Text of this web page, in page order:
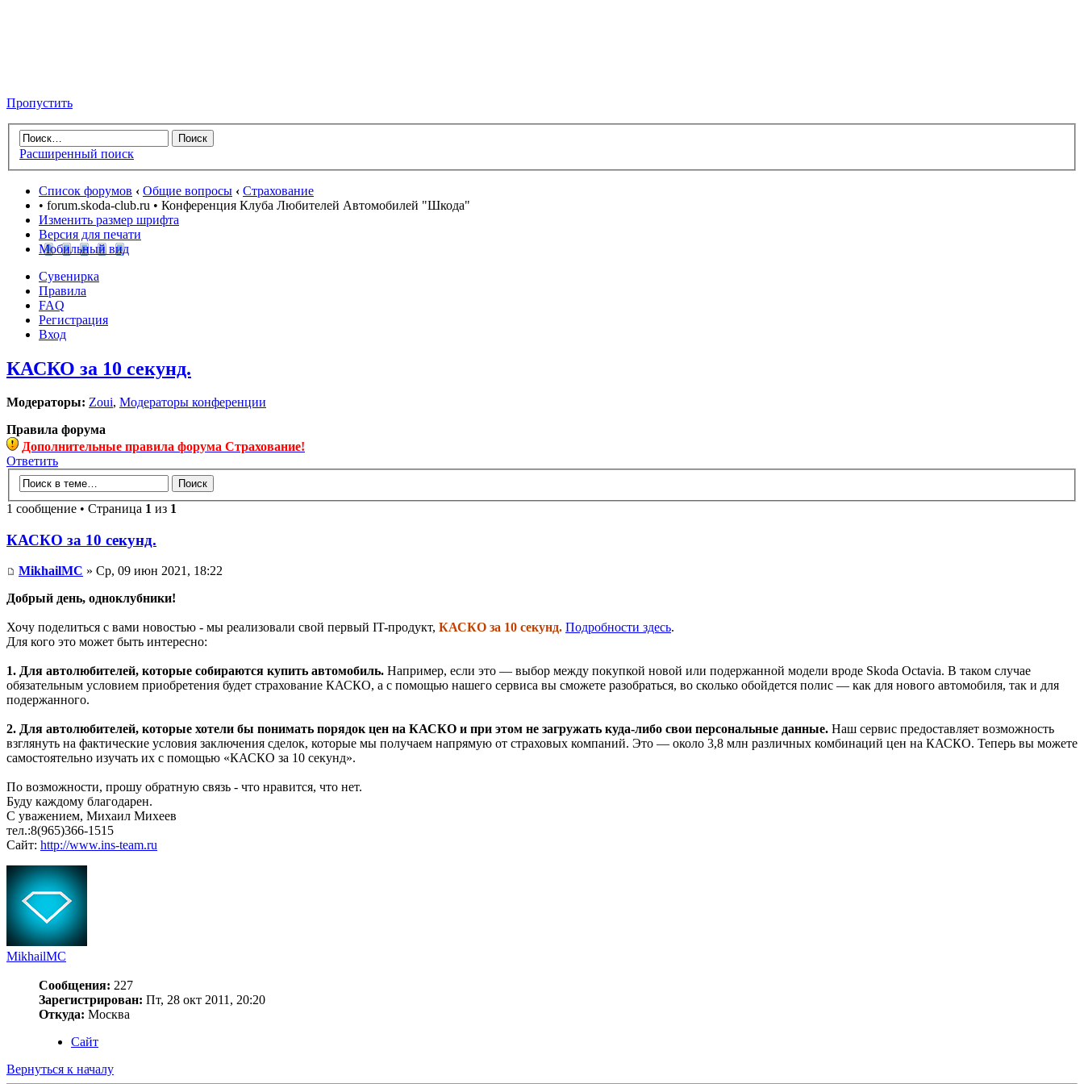
Пропустить
Расширенный поиск
Список форумов ‹ Общие вопросы ‹ Страхование
• forum.skoda-club.ru • Конференция Клуба Любителей Автомобилей "Шкода"
Изменить размер шрифта
Версия для печати
Мобильный вид
Сувенирка
Правила
FAQ
Регистрация
Вход
КАСКО за 10 секунд.
Модераторы: Zoui, Модераторы конференции
Правила форума
Дополнительные правила форума Страхование!
Ответить
1 сообщение • Страница 1 из 1
КАСКО за 10 секунд.
MikhailMC » Ср, 09 июн 2021, 18:22
Добрый день, одноклубники!
Хочу поделиться с вами новостью - мы реализовали свой первый IT-продукт, КАСКО за 10 секунд. Подробности здесь.
Для кого это может быть интересно:
1. Для автолюбителей, которые собираются купить автомобиль. Например, если это — выбор между покупкой новой или подержанной модели вроде Skoda Octavia. В таком случае
обязательным условием приобретения будет страхование КАСКО, а с помощью нашего сервиса вы сможете разобраться, во сколько обойдется полис — как для нового автомобиля, так и для
подержанного.
2. Для автолюбителей, которые хотели бы понимать порядок цен на КАСКО и при этом не загружать куда-либо свои персональные данные. Наш сервис предоставляет возможность
взглянуть на фактические условия заключения сделок, которые мы получаем напрямую от страховых компаний. Это — около 3,8 млн различных комбинаций цен на КАСКО. Теперь вы можете
самостоятельно изучать их с помощью «КАСКО за 10 секунд».
По возможности, прошу обратную связь - что нравится, что нет.
Буду каждому благодарен.
С уважением, Михаил Михеев
тел.:8(965)366-1515
Сайт: http://www.ins-team.ru
MikhailMC
Сообщения: 227
Зарегистрирован: Пт, 28 окт 2011, 20:20
Откуда: Москва
Сайт
Вернуться к началу